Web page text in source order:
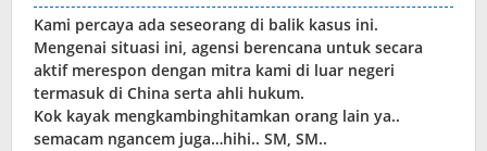
Kami percaya ada seseorang di balik kasus ini.
Mengenai situasi ini, agensi berencana untuk secara
aktif merespon dengan mitra kami di luar negeri
termasuk di China serta ahli hukum.
Kok kayak mengkambinghitamkan orang lain ya..
semacam ngancem juga…hihi.. SM, SM..